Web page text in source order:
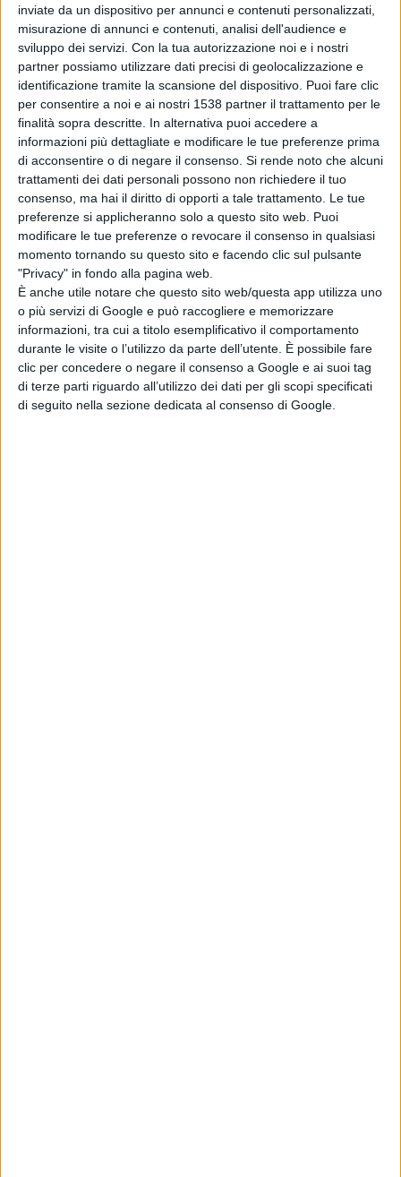
inviate da un dispositivo per annunci e contenuti personalizzati,
misurazione di annunci e contenuti, analisi dell'audience e
sviluppo dei servizi. Con la tua autorizzazione noi e i nostri
partner possiamo utilizzare dati precisi di geolocalizzazione e
identificazione tramite la scansione del dispositivo. Puoi fare clic
per consentire a noi e ai nostri 1538 partner il trattamento per le
finalità sopra descritte. In alternativa puoi accedere a
informazioni più dettagliate e modificare le tue preferenze prima
di acconsentire o di negare il consenso. Si rende noto che alcuni
trattamenti dei dati personali possono non richiedere il tuo
consenso, ma hai il diritto di opporti a tale trattamento. Le tue
preferenze si applicheranno solo a questo sito web. Puoi
modificare le tue preferenze o revocare il consenso in qualsiasi
momento tornando su questo sito e facendo clic sul pulsante
"Privacy" in fondo alla pagina web.
È anche utile notare che questo sito web/questa app utilizza uno
o più servizi di Google e può raccogliere e memorizzare
informazioni, tra cui a titolo esemplificativo il comportamento
durante le visite o l’utilizzo da parte dell’utente. È possibile fare
clic per concedere o negare il consenso a Google e ai suoi tag
di terze parti riguardo all’utilizzo dei dati per gli scopi specificati
di seguito nella sezione dedicata al consenso di Google.